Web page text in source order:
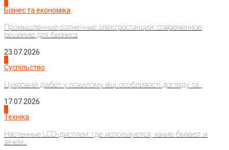
Бізнес та економіка
Промышленные солнечные электростанции: современное
решение для бизнеса
23.07.2026
Суспільство
Цукровий діабет у похилому віці: особливості догляду та...
17.07.2026
Техніка
Настенные LCD-дисплеи: где используются, какие бывают и
зачем...